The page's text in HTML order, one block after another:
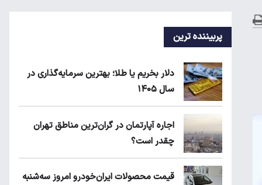
پربیننده ترین
دلار بخریم یا طلا؛ بهترین سرمایه‌گذاری در
سال ۱۴۰۵
اجاره آپارتمان در گران‌ترین مناطق تهران
چقدر است؟
قیمت محصولات ایران‌خودرو امروز سه‌شنبه